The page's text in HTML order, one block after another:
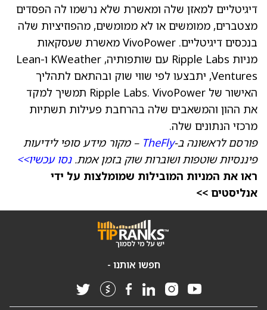
דיגיטליים למאזן שלה ומאשרת שלא נרשמו לה הפסדים
מצטברים, ממומשים או לא ממומשים, מהפוזיציות שלה
בנכסים דיגיטליים. VivoPower מאשרת שעסקאות
מניות Ripple Labs עם שותפותיה, KWeather ו-Lean
Ventures, יתבצעו לפי שווי שוק ובהתאם לתהליך
האישור של Ripple Labs. VivoPower תמשיך למקד
את ההון והמשאבים שלה בהרחבת פעילות תשתיות
מרכזי הנתונים שלה.
פורסם לראשונה ב-TheFly – מקור מידע סופי לידיעות
פיננסיות שוטפות ושוברות שוק בזמן אמת.נסו עכשיו>>
ראו את המניות המובילות שמומלצות על ידי
אנליסטים >>
חפשו אותנו -